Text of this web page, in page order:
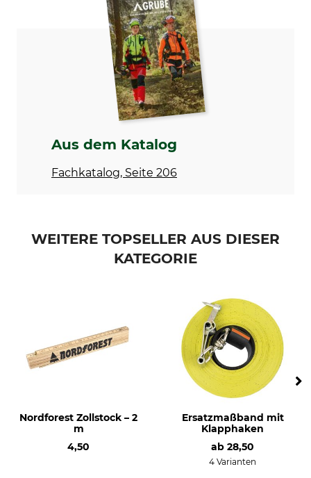
Rückzugfeder
Modellbezeichnung
Herstellung
Made in Britain
Aus dem Katalog
Fachkatalog, Seite 206
WEITERE TOPSELLER AUS DIESER
KATEGORIE
Nordforest Zollstock – 2
m
4,50
Ersatzmaßband mit
Klapphaken
ab 28,50
4 Varianten